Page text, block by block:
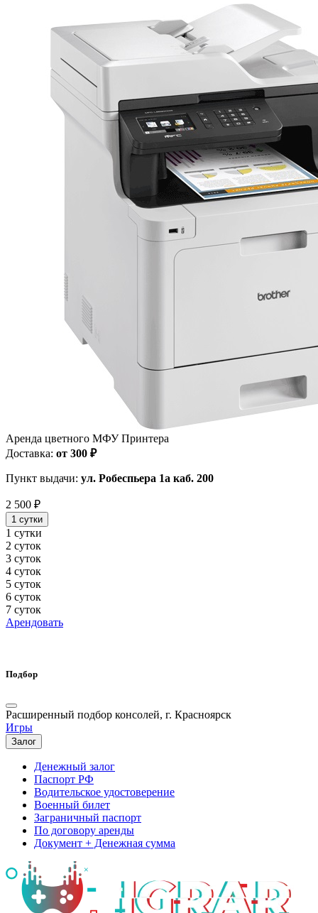
Аренда цветного МФУ Принтера
Доставка: от 300 ₽
Пункт выдачи: ул. Робеспьера 1а каб. 200
2 500 ₽
1 сутки
1 сутки
2 суток
3 суток
4 суток
5 суток
6 суток
7 суток
Арендовать
Подбор
Расширенный подбор консолей, г. Красноярск
Игры
Залог
Денежный залог
Паспорт РФ
Водительское удостоверение
Военный билет
Заграничный паспорт
По договору аренды
Документ + Денежная сумма